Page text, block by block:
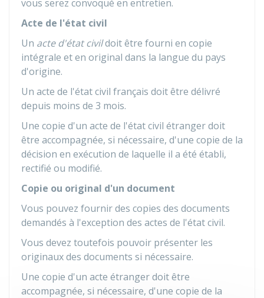
vous serez convoqué en entretien.
Acte de l'état civil
Un acte d'état civildoit être fourni en copie
intégrale et en original dans la langue du pays
d'origine.
Un acte de l'état civil français doit être délivré
depuis moins de 3 mois.
Une copie d'un acte de l'état civil étranger doit
être accompagnée, si nécessaire, d'une copie de la
décision en exécution de laquelle il a été établi,
rectifié ou modifié.
Copie ou original d'un document
Vous pouvez fournir des copies des documents
demandés à l'exception des actes de l'état civil.
Vous devez toutefois pouvoir présenter les
originaux des documents si nécessaire.
Une copie d'un acte étranger doit être
accompagnée, si nécessaire, d'une copie de la